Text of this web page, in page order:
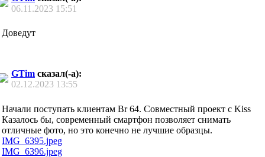
06.11.2023 15:51
Доведут
GTim сказал(-а):
02.12.2023 13:55
Начали поступать клиентам Br 64. Совместный проект с Kiss
Казалось бы, современный смартфон позволяет снимать
отличные фото, но это конечно не лучшие образцы.
IMG_6395.jpeg
IMG_6396.jpeg